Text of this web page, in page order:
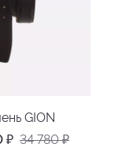
GION
₽ 34 780₽